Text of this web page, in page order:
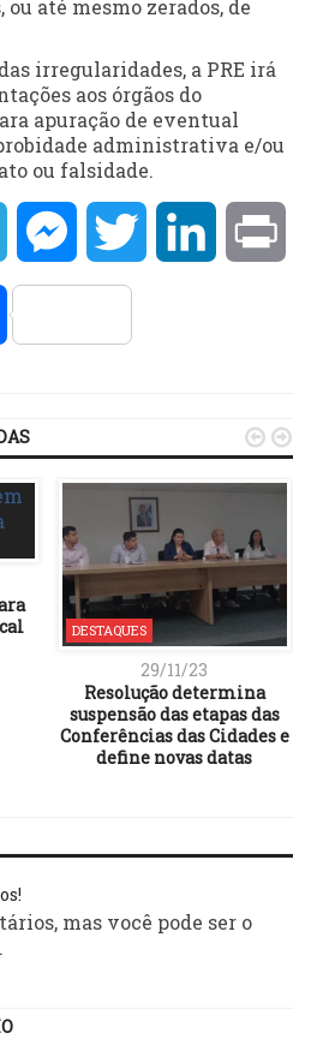
até mesmo zerados, de
irregularidades, a PRE irá
aos órgãos do
apuração de eventual
administrativa e/ou
ou falsidade.
TelegramMessengerTwitter LinkedIn
Compartilhar
DESTAQUES
29/11/23
Resolução determina
suspensão das etapas das
Conferências das Cidades e
define novas datas
 
mas você pode ser o